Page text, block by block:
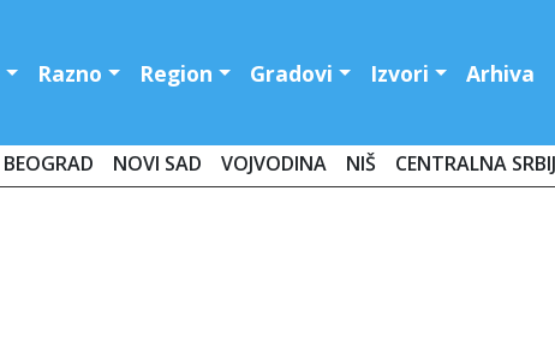
Razno Region Gradovi Izvori Arhiva
BEOGRAD NOVI SAD VOJVODINA NIŠ CENTRALNA